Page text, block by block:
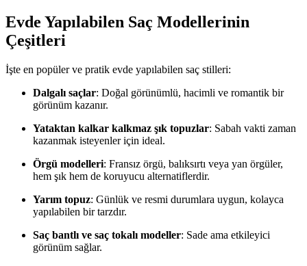
Evde Yapılabilen Saç Modellerinin
Çeşitleri
İşte en popüler ve pratik evde yapılabilen saç stilleri:
Dalgalı saçlar: Doğal görünümlü, hacimli ve romantik bir
görünüm kazanır.
Yataktan kalkar kalkmaz şık topuzlar: Sabah vakti zaman
kazanmak isteyenler için ideal.
Örgü modelleri: Fransız örgü, balıksırtı veya yan örgüler,
hem şık hem de koruyucu alternatiflerdir.
Yarım topuz: Günlük ve resmi durumlara uygun, kolayca
yapılabilen bir tarzdır.
Saç bantlı ve saç tokalı modeller: Sade ama etkileyici
görünüm sağlar.